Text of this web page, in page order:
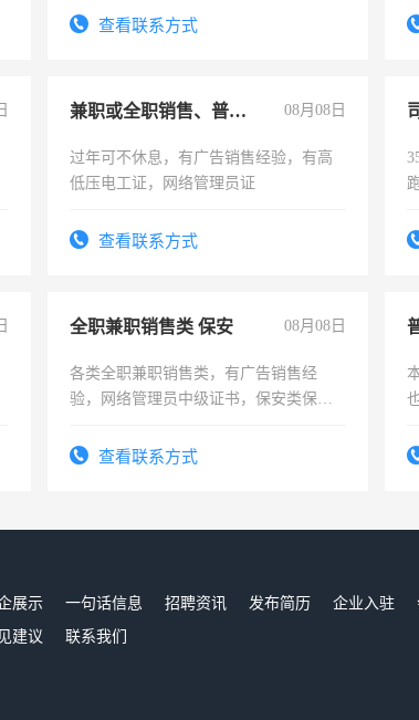
查看联系方式
兼职或全职销售、普工、维修 08月08日
过年可不休息，有广告销售经验，有高
低压电工证，网络管理员证
查看联系方式
全职兼职销售类 保安 08月08日
各类全职兼职销售类，有广告销售经
验，网络管理员中级证书，保安类保安
有高低压电工证和十几年工作经验
查看联系方式
展示 一句话信息 招聘资讯 发布简历 企业入驻
建议 联系我们